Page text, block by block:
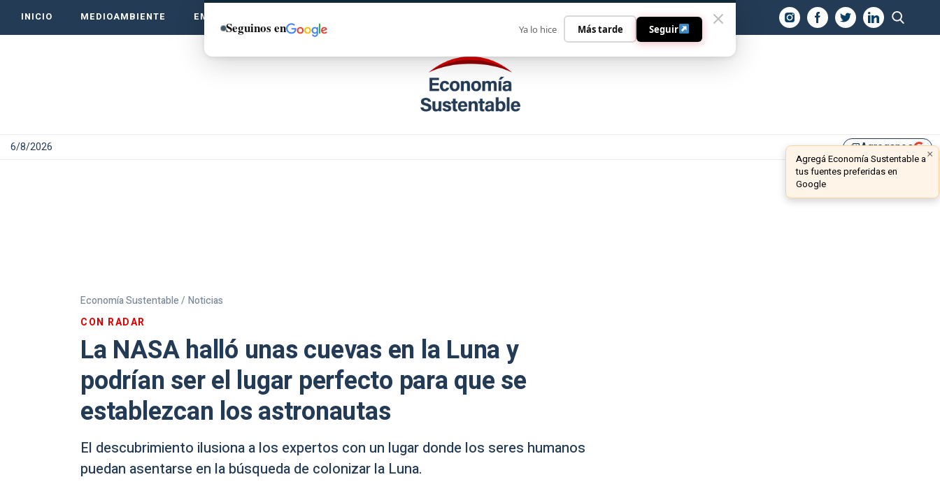
INICIO MEDIOAMBIENTE EMPRENDE VERDE CONTACTO
6/8/2026 library_addAgreganos ×
Agregá Economía Sustentable a
tus fuentes preferidas en
Google
Economía Sustentable / Noticias
CON RADAR
La NASA halló unas cuevas en la Luna y
podrían ser el lugar perfecto para que se
establezcan los astronautas
El descubrimiento ilusiona a los expertos con un lugar donde los seres humanos
puedan asentarse en la búsqueda de colonizar la Luna.
Seguinos en Ya lo hice Más tarde Seguir